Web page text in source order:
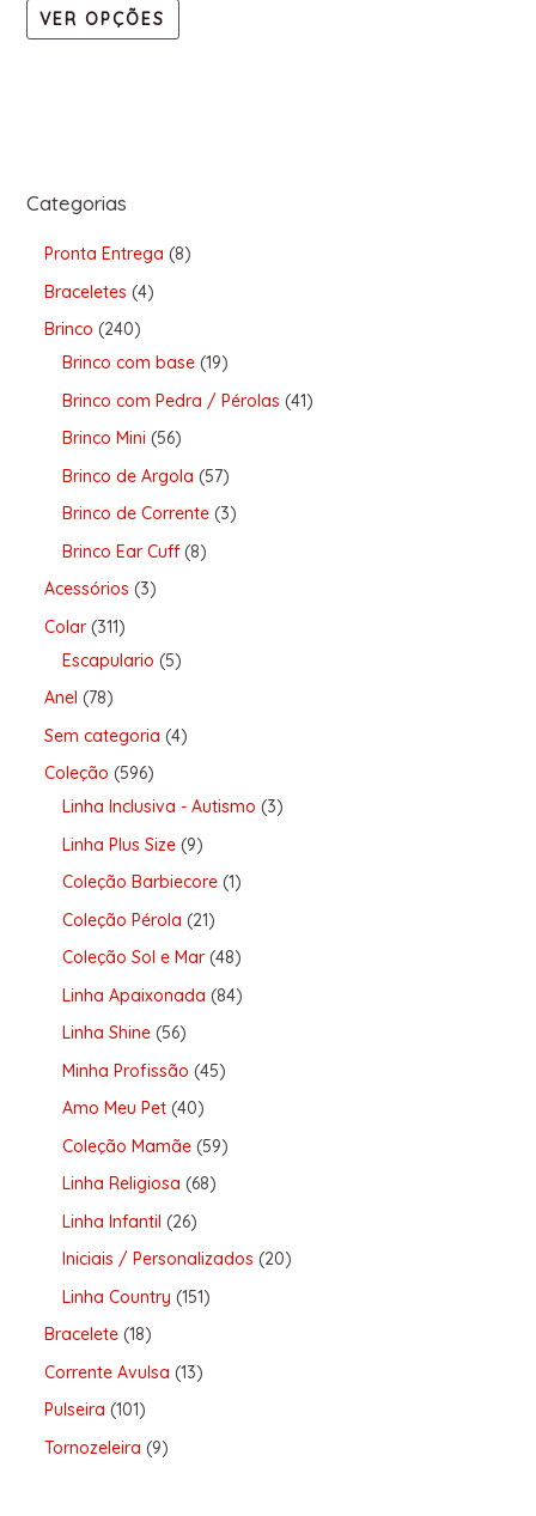
Categorias
Pronta Entrega 8
Braceletes 4
Brinco 240
Brinco com base 19
Brinco com Pedra / Pérolas 41
Brinco Mini 56
Brinco de Argola 57
Brinco de Corrente 3
Brinco Ear Cuff 8
Acessórios 3
Colar 311
Escapulario 5
Anel 78
Sem categoria 4
Coleção 596
Linha Inclusiva - Autismo 3
Linha Plus Size 9
Coleção Barbiecore 1
Coleção Pérola 21
Coleção Sol e Mar 48
Linha Apaixonada 84
Linha Shine 56
Minha Profissão 45
Amo Meu Pet 40
Coleção Mamãe 59
Linha Religiosa 68
Linha Infantil 26
Iniciais / Personalizados 20
Linha Country 151
Bracelete 18
Corrente Avulsa 13
Pulseira 101
Tornozeleira 9
VER OPÇÕES